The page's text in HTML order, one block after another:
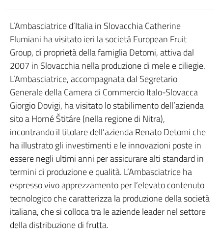
L’Ambasciatrice d’Italia in Slovacchia Catherine
Flumiani ha visitato ieri la società European Fruit
Group, di proprietà della famiglia Detomi, attiva dal
2007 in Slovacchia nella produzione di mele e ciliegie.
L’Ambasciatrice, accompagnata dal Segretario
Generale della Camera di Commercio Italo-Slovacca
Giorgio Dovigi, ha visitato lo stabilimento dell’azienda
sito a Horné Štitáre (nella regione di Nitra),
incontrando il titolare dell’azienda Renato Detomi che
ha illustrato gli investimenti e le innovazioni poste in
essere negli ultimi anni per assicurare alti standard in
termini di produzione e qualità. L’Ambasciatrice ha
espresso vivo apprezzamento per l’elevato contenuto
tecnologico che caratterizza la produzione della società
italiana, che si colloca tra le aziende leader nel settore
della distribuzione di frutta.